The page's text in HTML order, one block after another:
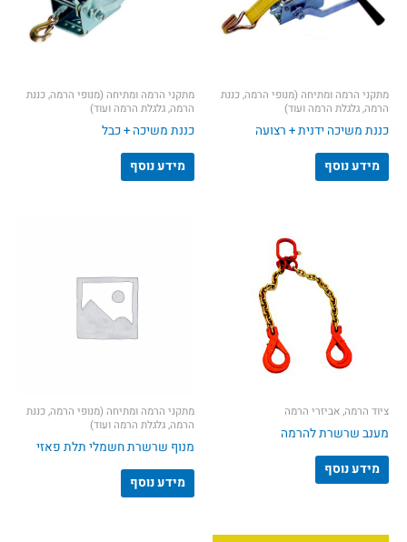
מתקני הרמה ומתיחה (מנופי הרמה, כננת
הרמה, גלגלת הרמה ועוד)
כננת משיכה ידנית + רצועה
מידע נוסף
מתקני הרמה ומתיחה (מנופי הרמה, כננת
הרמה, גלגלת הרמה ועוד)
כננת משיכה + כבל
מידע נוסף
ציוד הרמה, אביזרי הרמה
מענב שרשרת להרמה
מידע נוסף
מתקני הרמה ומתיחה (מנופי הרמה, כננת
הרמה, גלגלת הרמה ועוד)
מנוף שרשרת חשמלי תלת פאזי
מידע נוסף